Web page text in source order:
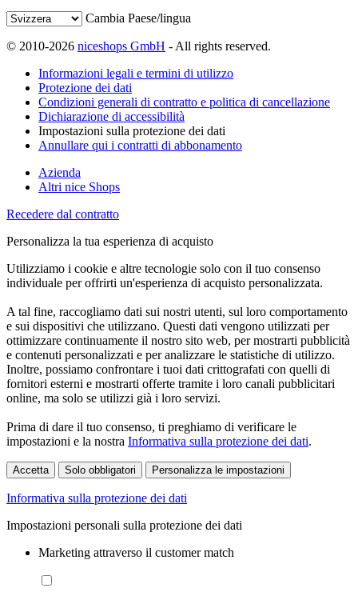
Cambia Paese/lingua
© 2010-2026 niceshops GmbH - All rights reserved.
Informazioni legali e termini di utilizzo
Protezione dei dati
Condizioni generali di contratto e politica di cancellazione
Dichiarazione di accessibilità
Impostazioni sulla protezione dei dati
Annullare qui i contratti di abbonamento
Azienda
Altri nice Shops
Recedere dal contratto
Personalizza la tua esperienza di acquisto
Utilizziamo i cookie e altre tecnologie solo con il tuo consenso
individuale per offrirti un'esperienza di acquisto personalizzata.
A tal fine, raccogliamo dati sui nostri utenti, sul loro comportamento
e sui dispositivi che utilizzano. Questi dati vengono utilizzati per
ottimizzare continuamente il nostro sito web, per mostrarti pubblicità
e contenuti personalizzati e per analizzare le statistiche di utilizzo.
Inoltre, possiamo confrontare i tuoi dati crittografati con quelli di
fornitori esterni e mostrarti offerte tramite i loro canali pubblicitari
online, ma solo se utilizzi già i loro servizi.
Prima di dare il tuo consenso, ti preghiamo di verificare le
impostazioni e la nostra Informativa sulla protezione dei dati.
Accetta Solo obbligatori Personalizza le impostazioni
Informativa sulla protezione dei dati
Impostazioni personali sulla protezione dei dati
Marketing attraverso il customer match